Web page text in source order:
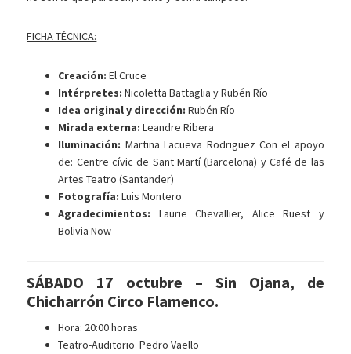
FICHA TÉCNICA:
Creación:El Cruce
Intérpretes:Nicoletta Battaglia y Rubén Río
Idea original y dirección:Rubén Río
Mirada externa:Leandre Ribera
Iluminación: Martina Lacueva Rodriguez Con el apoyo
de: Centre cívic de Sant Martí (Barcelona) y Café de las
Artes Teatro (Santander)
Fotografía:Luis Montero
Agradecimientos: Laurie Chevallier, Alice Ruest y
Bolivia Now
SÁBADO 17 octubre – Sin Ojana, de
Chicharrón Circo Flamenco.
Hora: 20:00 horas
Teatro-Auditorio Pedro Vaello